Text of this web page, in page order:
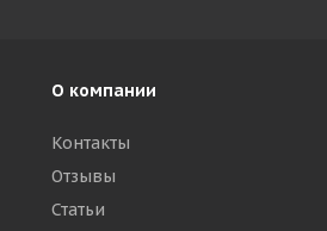
О компании
Контакты
Отзывы
Статьи